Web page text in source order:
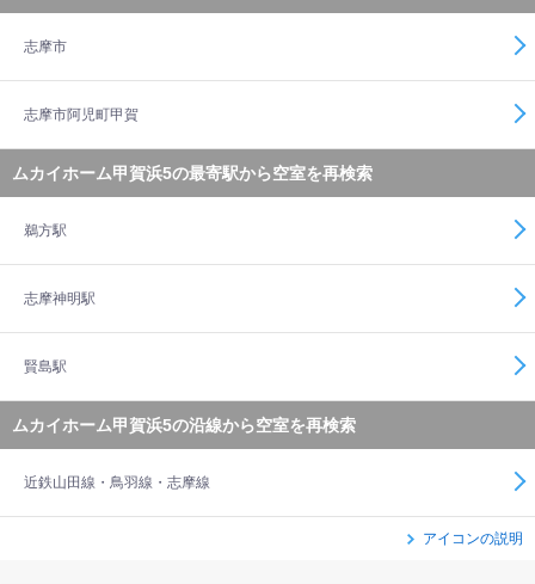
志摩市
志摩市阿児町甲賀
ムカイホーム甲賀浜5の最寄駅から空室を再検索
鵜方駅
志摩神明駅
賢島駅
ムカイホーム甲賀浜5の沿線から空室を再検索
近鉄山田線・鳥羽線・志摩線
アイコンの説明